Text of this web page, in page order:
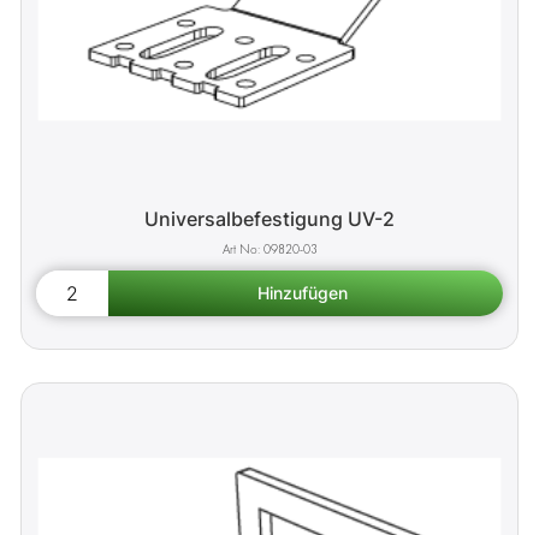
Universalbefestigung UV-2
09820-03